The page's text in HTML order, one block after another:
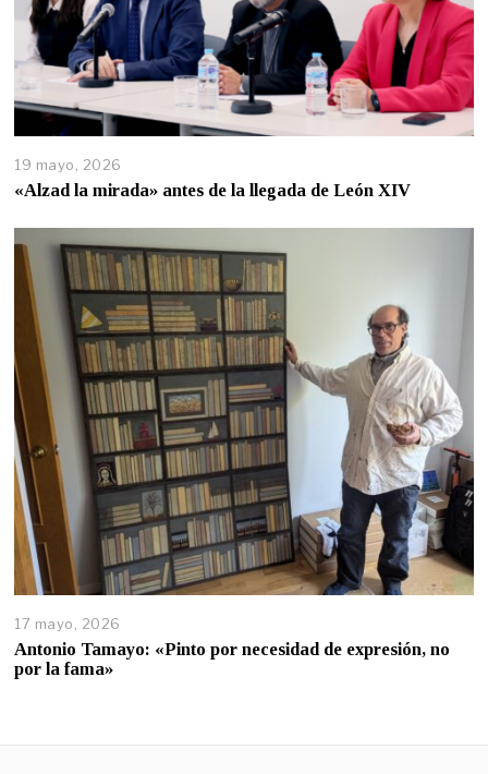
19 mayo, 2026
«Alzad la mirada» antes de la llegada de León XIV
17 mayo, 2026
Antonio Tamayo: «Pinto por necesidad de expresión, no
por la fama»